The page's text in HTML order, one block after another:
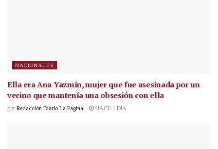
NACIONALES
Ella era Ana Yazmín, mujer que fue asesinada por un
vecino que mantenía una obsesión con ella
por Redacción Diario La Página HACE 1 DÍA